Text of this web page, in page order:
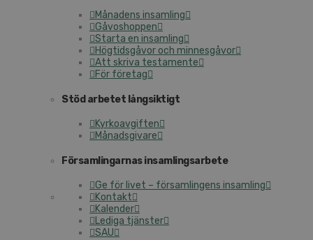
Månadens insamling
Gåvoshoppen
Starta en insamling
Högtidsgåvor och minnesgåvor
Att skriva testamente
För företag
Stöd arbetet långsiktigt
Kyrkoavgiften
Månadsgivare
Församlingarnas insamlingsarbete
Ge för livet – församlingens insamling
Kontakt
Kalender
Lediga tjänster
SAU